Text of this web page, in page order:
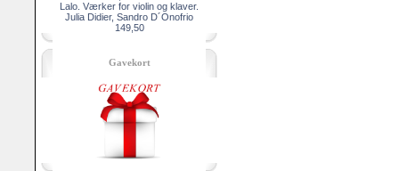
Lalo. Værker for violin og klaver.
Julia Didier, Sandro D´Onofrio
149,50
Gavekort